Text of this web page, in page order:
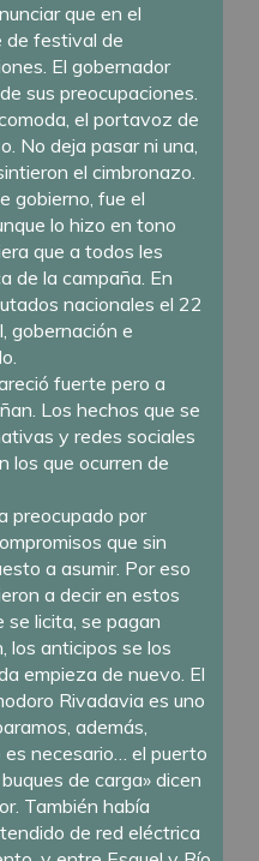
que en el
de festival de
El gobernador
sus preocupaciones.
el portavoz de
No deja pasar ni una,
el cimbronazo.
gobierno, fue el
lo hizo en tono
que a todos les
de la campaña. En
nacionales el 22
gobernación e
fuerte pero a
Los hechos que se
y redes sociales
los que ocurren de
preocupado por
que sin
a asumir. Por eso
a decir en estos
se licita, se pagan
los anticipos se los
empieza de nuevo. El
Rivadavia es uno
además,
necesario… el puerto
de carga» dicen
También había
de red eléctrica